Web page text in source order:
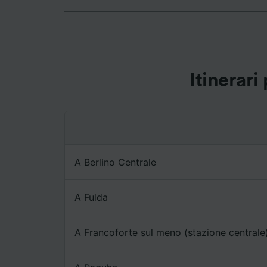
Itinerari
A Berlino Centrale
A Fulda
A Francoforte sul meno (stazione centrale)